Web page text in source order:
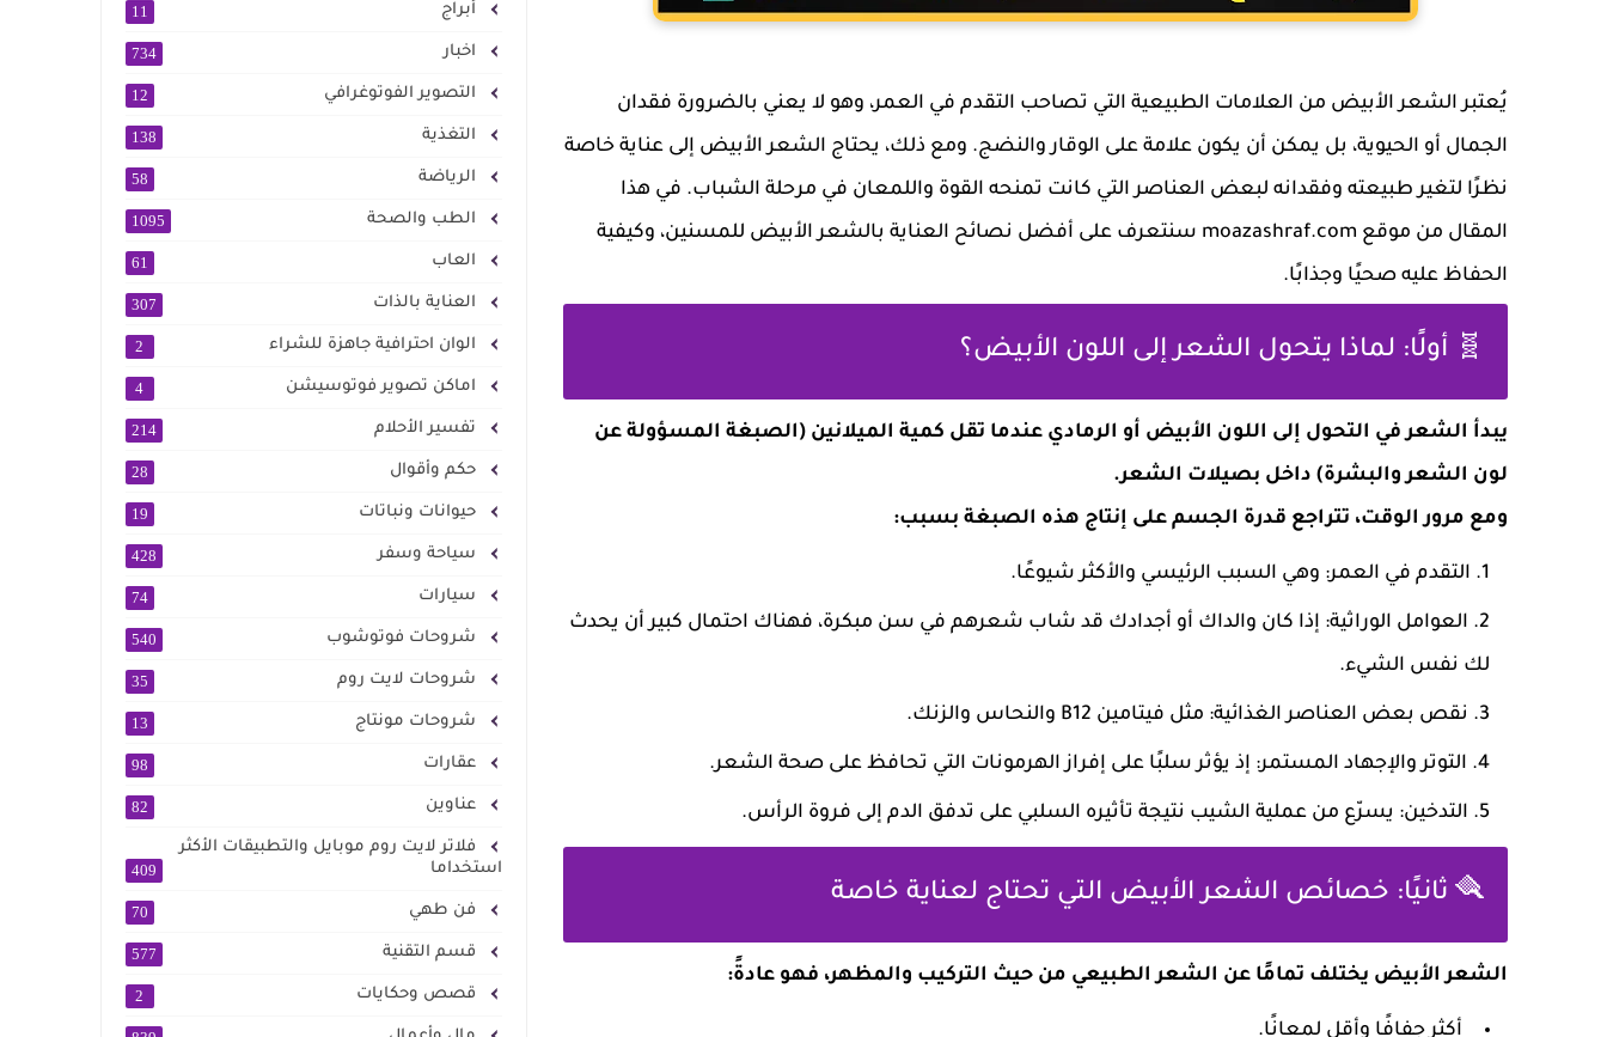
يُعتبر الشعر الأبيض من العلامات الطبيعية التي تصاحب التقدم في العمر، وهو لا يعني بالضرورة فقدان
الجمال أو الحيوية، بل يمكن أن يكون علامة على الوقار والنضج. ومع ذلك، يحتاج الشعر الأبيض إلى عناية خاصة
نظرًا لتغير طبيعته وفقدانه لبعض العناصر التي كانت تمنحه القوة واللمعان في مرحلة الشباب. في هذا
المقال من موقع moazashraf.com سنتعرف على أفضل نصائح العناية بالشعر الأبيض للمسنين، وكيفية
الحفاظ عليه صحيًا وجذابًا.
🧬 أولًا: لماذا يتحول الشعر إلى اللون الأبيض؟
يبدأ الشعر في التحول إلى اللون الأبيض أو الرمادي عندما تقل كمية الميلانين (الصبغة المسؤولة عن
لون الشعر والبشرة) داخل بصيلات الشعر.
ومع مرور الوقت، تتراجع قدرة الجسم على إنتاج هذه الصبغة بسبب:
التقدم في العمر: وهي السبب الرئيسي والأكثر شيوعًا.
العوامل الوراثية: إذا كان والداك أو أجدادك قد شاب شعرهم في سن مبكرة، فهناك احتمال كبير أن يحدث
لك نفس الشيء.
نقص بعض العناصر الغذائية: مثل فيتامين B12 والنحاس والزنك.
التوتر والإجهاد المستمر: إذ يؤثر سلبًا على إفراز الهرمونات التي تحافظ على صحة الشعر.
التدخين: يسرّع من عملية الشيب نتيجة تأثيره السلبي على تدفق الدم إلى فروة الرأس.
🪮 ثانيًا: خصائص الشعر الأبيض التي تحتاج لعناية خاصة
الشعر الأبيض يختلف تمامًا عن الشعر الطبيعي من حيث التركيب والمظهر، فهو عادةً:
أكثر جفافًا وأقل لمعانًا.
أبراج 11
اخبار 734
التصوير الفوتوغرافي 12
التغذية 138
الرياضة 58
الطب والصحة 1095
العاب 61
العناية بالذات 307
الوان احترافية جاهزة للشراء 2
اماكن تصوير فوتوسيشن 4
تفسير الأحلام 214
حكم وأقوال 28
حيوانات ونباتات 19
سياحة وسفر 428
سيارات 74
شروحات فوتوشوب 540
شروحات لايت روم 35
شروحات مونتاج 13
عقارات 98
عناوين 82
فلاتر لايت روم موبايل والتطبيقات الأكثر
استخداما
409
فن طهي 70
قسم التقنية 577
قصص وحكايات 2